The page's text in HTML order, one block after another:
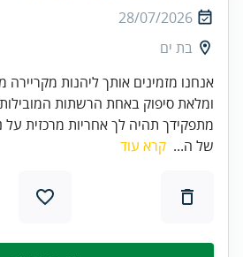
28/07/2026
בת ים
אנחנו מזמינים אותך ליהנות
ומלאת סיפוק באחת הרשתות
מתפקידך תהיה לך אחריות מרכזית על
של ה... קרא עוד